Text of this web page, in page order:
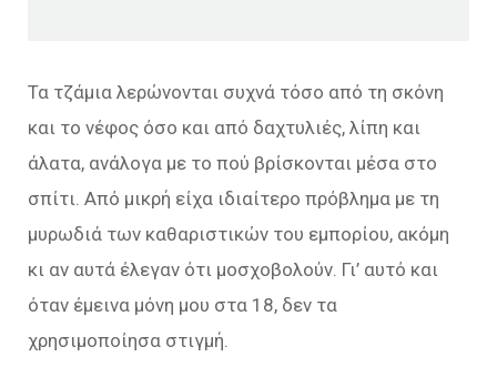
Τα τζάμια λερώνονται συχνά τόσο από τη σκόνη
και το νέφος όσο και από δαχτυλιές, λίπη και
άλατα, ανάλογα με το πού βρίσκονται μέσα στο
σπίτι. Από μικρή είχα ιδιαίτερο πρόβλημα με τη
μυρωδιά των καθαριστικών του εμπορίου, ακόμη
κι αν αυτά έλεγαν ότι μοσχοβολούν. Γι’ αυτό και
όταν έμεινα μόνη μου στα 18, δεν τα
χρησιμοποίησα στιγμή.